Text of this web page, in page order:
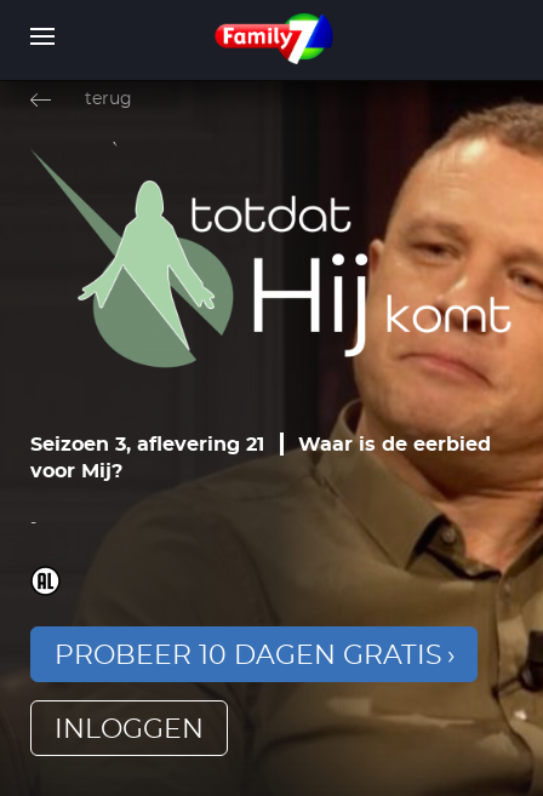
inhoudWORD LID
terug
Seizoen 3, aflevering 21
Waar is de eerbied
voor Mij?
-
PROBEER 10 DAGEN GRATIS
INLOGGEN